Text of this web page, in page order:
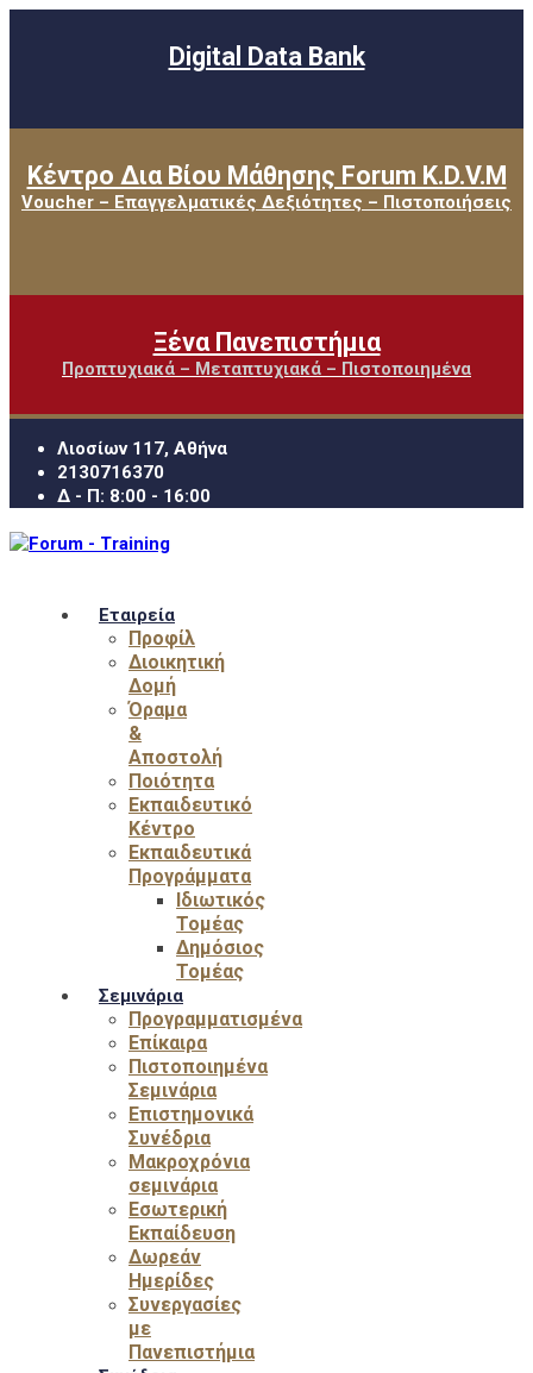
Digital Data Bank
Κέντρο Δια Βίου Μάθησης Forum K.D.V.M
Voucher – Επαγγελματικές Δεξιότητες – Πιστοποιήσεις
Ξένα Πανεπιστήμια
Προπτυχιακά – Μεταπτυχιακά – Πιστοποιημένα
Λιοσίων 117, Αθήνα
2130716370
Δ - Π: 8:00 - 16:00
Εταιρεία
Προφίλ
Διοικητική
Δομή
Όραμα
&
Αποστολή
Ποιότητα
Εκπαιδευτικό
Κέντρο
Εκπαιδευτικά
Προγράμματα
Ιδιωτικός
Τομέας
Δημόσιος
Τομέας
Σεμινάρια
Προγραμματισμένα
Επίκαιρα
Πιστοποιημένα
Σεμινάρια
Επιστημονικά
Συνέδρια
Μακροχρόνια
σεμινάρια
Εσωτερική
Εκπαίδευση
Δωρεάν
Ημερίδες
Συνεργασίες
με
Πανεπιστήμια